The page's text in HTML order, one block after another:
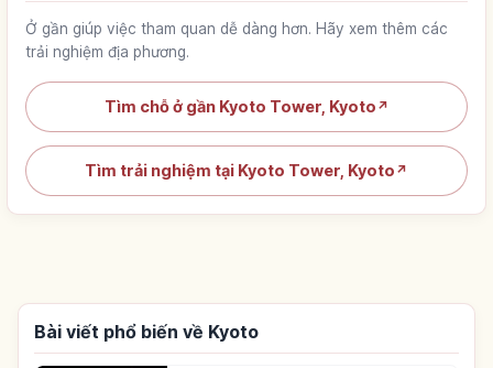
Ở gần giúp việc tham quan dễ dàng hơn. Hãy xem thêm các
trải nghiệm địa phương.
Tìm chỗ ở gần Kyoto Tower, Kyoto ↗
Tìm trải nghiệm tại Kyoto Tower, Kyoto ↗
Bài viết phổ biến về Kyoto